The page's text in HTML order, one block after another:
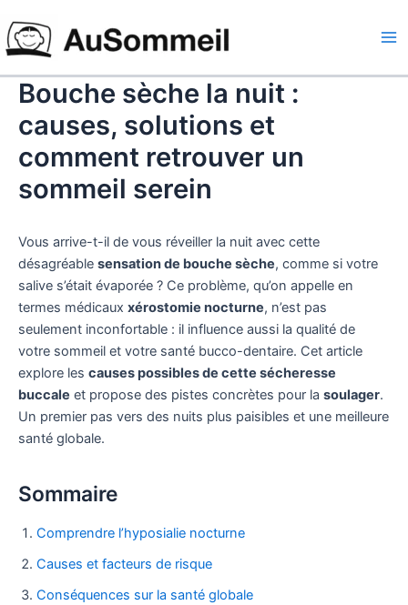
au
contenu
Bouche sèche la nuit :
causes, solutions et
comment retrouver un
sommeil serein
Vous arrive-t-il de vous réveiller la nuit avec cette
désagréable sensation de bouche sèche, comme si votre
salive s’était évaporée ? Ce problème, qu’on appelle en
termes médicaux xérostomie nocturne, n’est pas
seulement inconfortable : il influence aussi la qualité de
votre sommeil et votre santé bucco-dentaire. Cet article
explore les causes possibles de cette sécheresse
buccale et propose des pistes concrètes pour la soulager.
Un premier pas vers des nuits plus paisibles et une meilleure
santé globale.
Sommaire
Comprendre l’hyposialie nocturne
Causes et facteurs de risque
Conséquences sur la santé globale